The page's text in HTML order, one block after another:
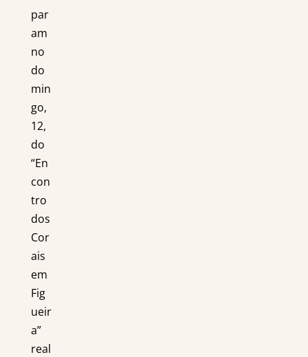
par
am
no
do
min
go,
12,
do
“En
con
tro
dos
Cor
ais
em
Fig
ueir
a”
real